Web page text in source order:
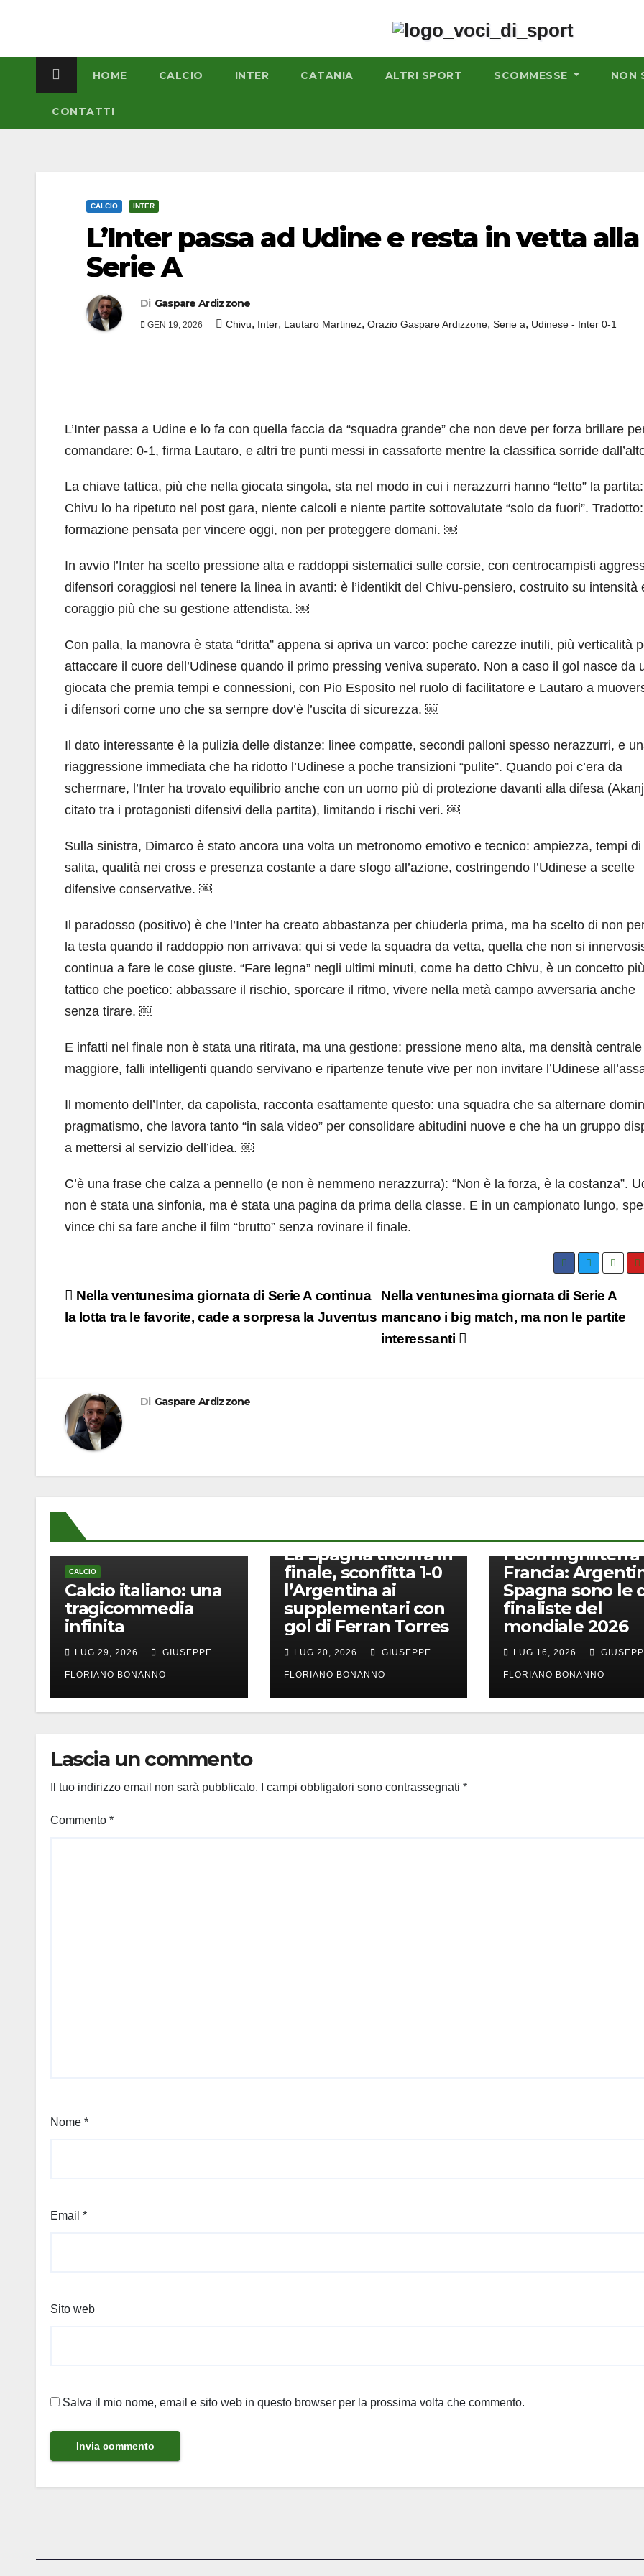
HOME CALCIO INTER CATANIA ALTRI SPORT SCOMMESSE NON
CONTATTI
CALCIO INTER
L’Inter passa ad Udine e resta in vetta alla
Serie A
Di Gaspare Ardizzone
GEN 19, 2026 Chivu, Inter, Lautaro Martinez, Orazio Gaspare Ardizzone, Serie a, Udinese - Inter 0-1
L’Inter passa a Udine e lo fa con quella faccia da “squadra grande” che non deve per forza brillare
comandare: 0-1, firma Lautaro, e altri tre punti messi in cassaforte mentre la classifica sorride
La chiave tattica, più che nella giocata singola, sta nel modo in cui i nerazzurri hanno “letto” la partita:
Chivu lo ha ripetuto nel post gara, niente calcoli e niente partite sottovalutate “solo da fuori”. Tradotto:
formazione pensata per vincere oggi, non per proteggere domani. ￼
In avvio l’Inter ha scelto pressione alta e raddoppi sistematici sulle corsie, con centrocampisti
difensori coraggiosi nel tenere la linea in avanti: è l’identikit del Chivu-pensiero, costruito su intensità
coraggio più che su gestione attendista. ￼
Con palla, la manovra è stata “dritta” appena si apriva un varco: poche carezze inutili, più verticalità
attaccare il cuore dell’Udinese quando il primo pressing veniva superato. Non a caso il gol nasce da
giocata che premia tempi e connessioni, con Pio Esposito nel ruolo di facilitatore e Lautaro a
i difensori come uno che sa sempre dov’è l’uscita di sicurezza. ￼
Il dato interessante è la pulizia delle distanze: linee compatte, secondi palloni spesso nerazzurri, e
riaggressione immediata che ha ridotto l’Udinese a poche transizioni “pulite”. Quando poi c’era da
schermare, l’Inter ha trovato equilibrio anche con un uomo più di protezione davanti alla difesa
citato tra i protagonisti difensivi della partita), limitando i rischi veri. ￼
Sulla sinistra, Dimarco è stato ancora una volta un metronomo emotivo e tecnico: ampiezza, tempi di
salita, qualità nei cross e presenza costante a dare sfogo all’azione, costringendo l’Udinese a scelte
difensive conservative. ￼
Il paradosso (positivo) è che l’Inter ha creato abbastanza per chiuderla prima, ma ha scelto di non
la testa quando il raddoppio non arrivava: qui si vede la squadra da vetta, quella che non si
continua a fare le cose giuste. “Fare legna” negli ultimi minuti, come ha detto Chivu, è un concetto più
tattico che poetico: abbassare il rischio, sporcare il ritmo, vivere nella metà campo avversaria anche
senza tirare. ￼
E infatti nel finale non è stata una ritirata, ma una gestione: pressione meno alta, ma densità centrale
maggiore, falli intelligenti quando servivano e ripartenze tenute vive per non invitare l’Udinese
Il momento dell’Inter, da capolista, racconta esattamente questo: una squadra che sa alternare
pragmatismo, che lavora tanto “in sala video” per consolidare abitudini nuove e che ha un gruppo
a mettersi al servizio dell’idea. ￼
C’è una frase che calza a pennello (e non è nemmeno nerazzurra): “Non è la forza, è la costanza”.
non è stata una sinfonia, ma è stata una pagina da prima della classe. E in un campionato lungo,
vince chi sa fare anche il film “brutto” senza rovinare il finale.
Navigazione
articoli
Nella ventunesima giornata di Serie A
mancano i big match, ma non le partite
interessanti
Nella ventunesima giornata di Serie A continua
la lotta tra le favorite, cade a sorpresa la Juventus
Di Gaspare Ardizzone
CALCIO
Calcio italiano: una
tragicommedia
infinita
LUG 29, 2026 GIUSEPPE
FLORIANO BONANNO
La Spagna trionfa in
finale, sconfitta 1-0
l’Argentina ai
supplementari con
gol di Ferran Torres
LUG 20, 2026 GIUSEPPE
FLORIANO BONANNO
Fuori Inghilterra
Francia:
Spagna sono le
finaliste del
mondiale 2026
LUG 16, 2026
FLORIANO BONANNO
Lascia un commento
Il tuo indirizzo email non sarà pubblicato. I campi obbligatori sono contrassegnati *
Commento *
Nome *
Email *
Sito web
Salva il mio nome, email e sito web in questo browser per la prossima volta che commento.